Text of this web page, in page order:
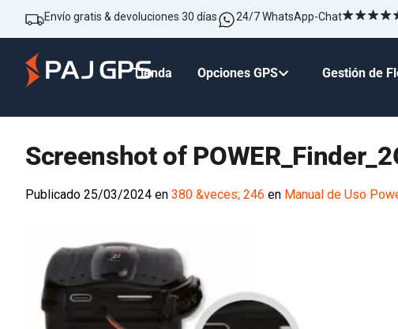
Envío gratis & devoluciones 30 días 24/7 WhatsApp-Chat
Tienda Opciones GPS Gestión de
Screenshot of
Publicado 25/03/2024 en 380 &veces; 246 en Manual de Uso